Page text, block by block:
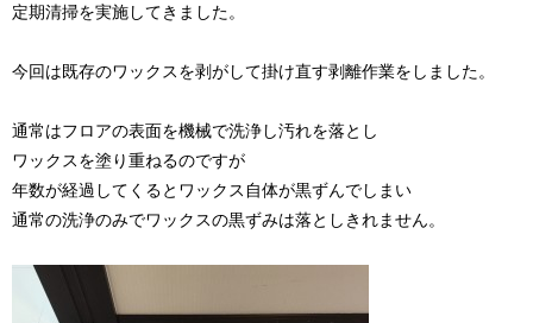
定期清掃を実施してきました。
今回は既存のワックスを剥がして掛け直す剥離作業をしました。
通常はフロアの表面を機械で洗浄し汚れを落とし
ワックスを塗り重ねるのですが
年数が経過してくるとワックス自体が黒ずんでしまい
通常の洗浄のみでワックスの黒ずみは落としきれません。